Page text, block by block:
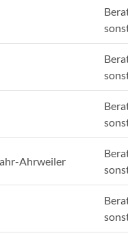
Ahrweiler